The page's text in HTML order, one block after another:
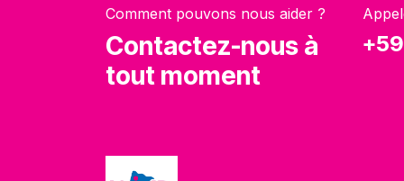
Comment pouvons nous aider ?
Contactez-nous à
tout moment